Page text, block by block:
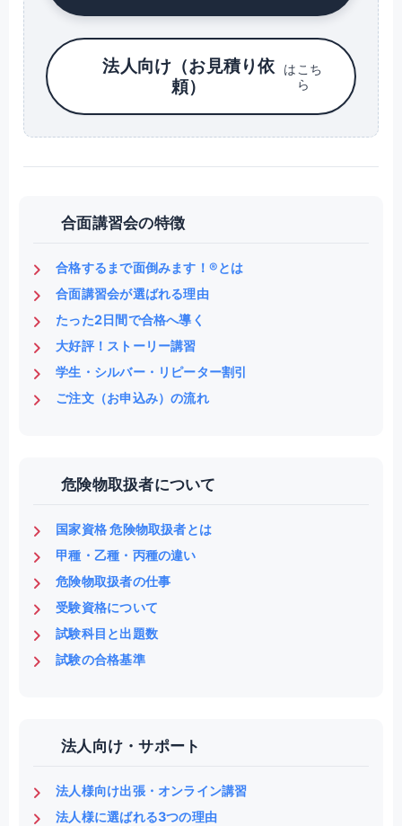
法人向け（お見積り依
頼）
はこち
ら
合面講習会の特徴
合格するまで面倒みます！®とは
合面講習会が選ばれる理由
たった2日間で合格へ導く
大好評！ストーリー講習
学生・シルバー・リピーター割引
ご注文（お申込み）の流れ
危険物取扱者について
国家資格 危険物取扱者とは
甲種・乙種・丙種の違い
危険物取扱者の仕事
受験資格について
試験科目と出題数
試験の合格基準
法人向け・サポート
法人様向け出張・オンライン講習
法人様に選ばれる3つの理由